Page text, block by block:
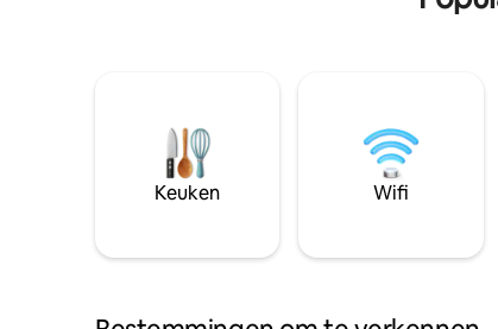
Keuken Wifi